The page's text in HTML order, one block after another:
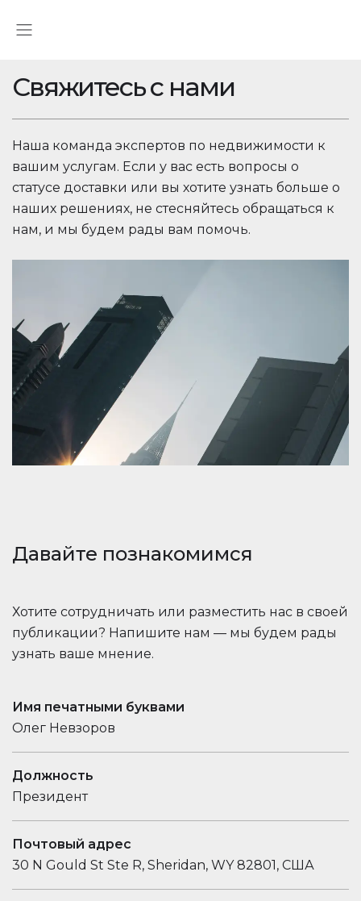
Свяжитесь с нами
Наша команда экспертов по недвижимости к
вашим услугам. Если у вас есть вопросы о
статусе доставки или вы хотите узнать больше о
наших решениях, не стесняйтесь обращаться к
нам, и мы будем рады вам помочь.
Давайте познакомимся
Хотите сотрудничать или разместить нас в своей
публикации? Напишите нам — мы будем рады
узнать ваше мнение.
Имя печатными буквами
Олег Невзоров
Должность
Президент
Почтовый адрес
30 N Gould St Ste R, Sheridan, WY 82801, США